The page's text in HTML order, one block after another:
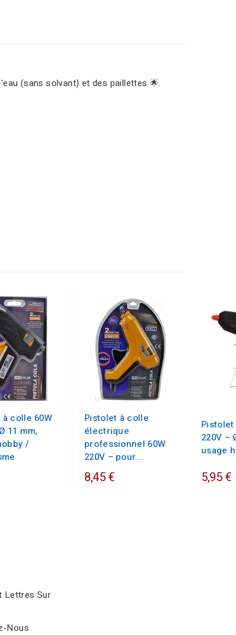
(sans solvant) et des paillettes 🌟.
colle 60W
11 mm,
/
Pistolet à colle
électrique
professionnel 60W
220V – pour...
8,45 €
Pistolet
220V –
usage
5,95 €
Lettres Sur
Nous